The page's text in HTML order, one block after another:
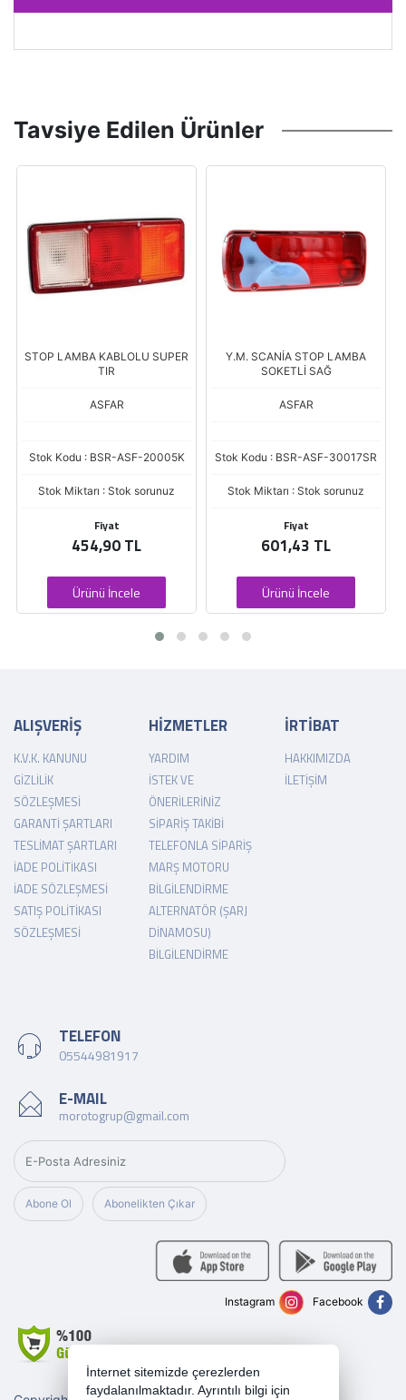
Tavsiye Edilen Ürünler
STOP LAMBA KABLOLU SUPER
TIR
ASFAR
Stok Kodu : BSR-ASF-20005K
Stok Miktarı : Stok sorunuz
Fiyat
454,90 TL
Ürünü İncele
Y.M. SCANİA STOP LAMBA
SOKETLİ SAĞ
ASFAR
Stok Kodu : BSR-ASF-30017SR
Stok Miktarı : Stok sorunuz
Fiyat
601,43 TL
Ürünü İncele
ALIŞVERİŞ
K.V.K. KANUNU
GIZLILIK
SÖZLEŞMESI
GARANTI ŞARTLARI
TESLIMAT ŞARTLARI
İADE POLITIKASI
İADE SÖZLEŞMESI
SATIŞ POLITIKASI
SÖZLEŞMESI
HİZMETLER
YARDIM
İSTEK VE
ÖNERILERINIZ
SIPARIŞ TAKIBI
TELEFONLA SIPARIŞ
MARŞ MOTORU
BILGILENDIRME
ALTERNATÖR (ŞARJ
DINAMOSU)
BILGILENDIRME
İRTİBAT
HAKKIMIZDA
İLETIŞIM
TELEFON
05544981917
E-MAIL
morotogrup@gmail.com
Abone Ol Abonelikten Çıkar
Facebook
Instagram
İnternet sitemizde çerezlerden
faydalanılmaktadır. Ayrıntılı bilgi için